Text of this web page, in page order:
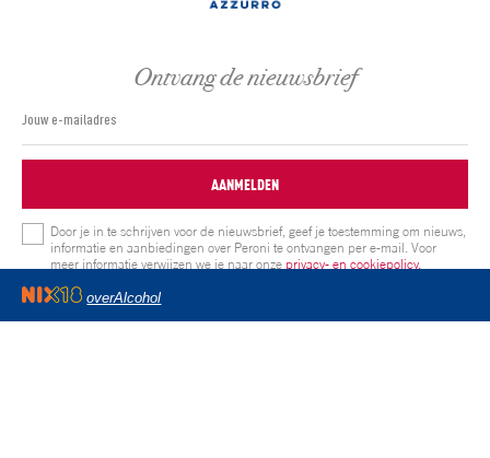
Ontvang de nieuwsbrief
AANMELDEN
Door je in te schrijven voor de nieuwsbrief, geef je toestemming om nieuws,
informatie en aanbiedingen over Peroni te ontvangen per e-mail. Voor
meer informatie verwijzen we je naar onze privacy- en cookiepolicy.
overAlcohol